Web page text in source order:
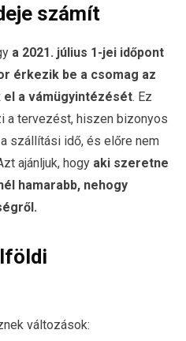
számít
a 2021. július 1-jei időpont
érkezik be a csomag az
a vámügyintézését. Ez
a tervezést, hiszen bizonyos
szállítási idő, és előre nem
ajánljuk, hogy aki szeretne
hamarabb, nehogy
változások: